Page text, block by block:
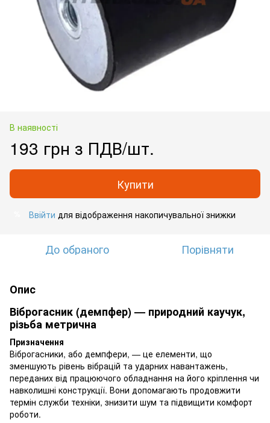
В наявності
193 грн з ПДВ/шт.
Купити
Ввійти для відображення накопичувальної знижки
До обраного Порівняти
Опис
Віброгасник (демпфер) — природний каучук,
різьба метрична
Призначення
Віброгасники, або демпфери, — це елементи, що
зменшують рівень вібрацій та ударних навантажень,
переданих від працюючого обладнання на його кріплення чи
навколишні конструкції. Вони допомагають продовжити
термін служби техніки, знизити шум та підвищити комфорт
роботи.